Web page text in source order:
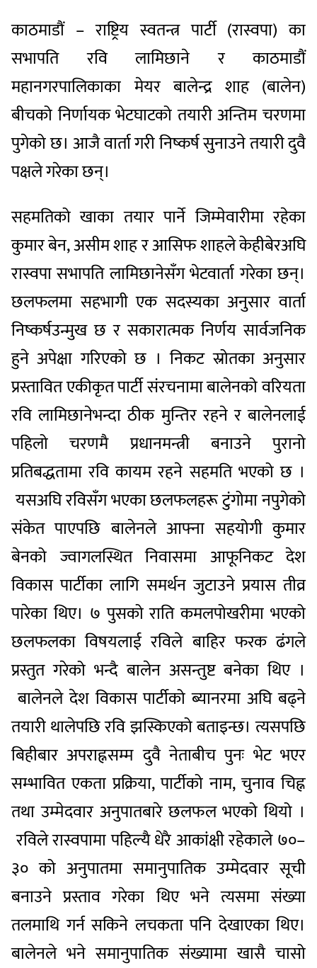
काठमाडौं – राष्ट्रिय स्वतन्त्र पार्टी (रास्वपा) का
सभापति रवि लामिछाने र काठमाडौं
महानगरपालिकाका मेयर बालेन्द्र शाह (बालेन)
बीचको निर्णायक भेटघाटको तयारी अन्तिम चरणमा
पुगेको छ। आजै वार्ता गरी निष्कर्ष सुनाउने तयारी दुवै
पक्षले गरेका छन्।
सहमतिको खाका तयार पार्ने जिम्मेवारीमा रहेका
कुमार बेन, असीम शाह र आसिफ शाहले केहीबेरअघि
रास्वपा सभापति लामिछानेसँग भेटवार्ता गरेका छन्।
छलफलमा सहभागी एक सदस्यका अनुसार वार्ता
निष्कर्षउन्मुख छ र सकारात्मक निर्णय सार्वजनिक
हुने अपेक्षा गरिएको छ । निकट स्रोतका अनुसार
प्रस्तावित एकीकृत पार्टी संरचनामा बालेनको वरियता
रवि लामिछानेभन्दा ठीक मुन्तिर रहने र बालेनलाई
पहिलो चरणमै प्रधानमन्त्री बनाउने पुरानो
प्रतिबद्धतामा रवि कायम रहने सहमति भएको छ ।
यसअघि रविसँग भएका छलफलहरू टुंगोमा नपुगेको
संकेत पाएपछि बालेनले आफ्ना सहयोगी कुमार
बेनको ज्वागलस्थित निवासमा आफूनिकट देश
विकास पार्टीका लागि समर्थन जुटाउने प्रयास तीव्र
पारेका थिए। ७ पुसको राति कमलपोखरीमा भएको
छलफलका विषयलाई रविले बाहिर फरक ढंगले
प्रस्तुत गरेको भन्दै बालेन असन्तुष्ट बनेका थिए ।
बालेनले देश विकास पार्टीको ब्यानरमा अघि बढ्ने
तयारी थालेपछि रवि झस्किएको बताइन्छ। त्यसपछि
बिहीबार अपराह्नसम्म दुवै नेताबीच पुनः भेट भएर
सम्भावित एकता प्रक्रिया, पार्टीको नाम, चुनाव चिह्न
तथा उम्मेदवार अनुपातबारे छलफल भएको थियो ।
रविले रास्वपामा पहिल्यै धेरै आकांक्षी रहेकाले ७०–
३० को अनुपातमा समानुपातिक उम्मेदवार सूची
बनाउने प्रस्ताव गरेका थिए भने त्यसमा संख्या
तलमाथि गर्न सकिने लचकता पनि देखाएका थिए।
बालेनले भने समानुपातिक संख्यामा खासै चासो